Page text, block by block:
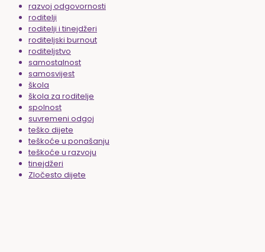
razvoj odgovornosti
roditelji
roditelji i tinejdžeri
roditeljski burnout
roditeljstvo
samostalnost
samosvijest
škola
škola za roditelje
spolnost
suvremeni odgoj
teško dijete
teškoće u ponašanju
teškoće u razvoju
tinejdžeri
Zločesto dijete